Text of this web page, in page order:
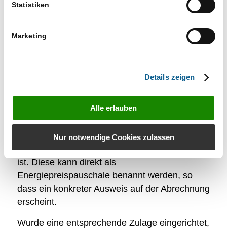
Statistiken
Marketing
Details zeigen
Alle erlauben
Nur notwendige Cookies zulassen
Für die Energiepreispauschale steht dieNr. 84
Zulage 11zur Verfügung, welche
lohnsteuerpflichtig und sozialversicherungsfrei
ist. Diese kann direkt als
Energiepreispauschale benannt werden, so
dass ein konkreter Ausweis auf der Abrechnung
erscheint.
Wurde eine entsprechende Zulage eingerichtet,